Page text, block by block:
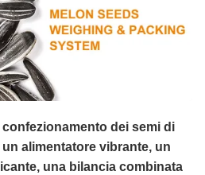
confezionamento dei semi di
alimentatore vibrante, un
una bilancia combinata